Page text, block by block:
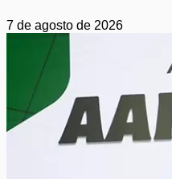
7 de agosto de 2026